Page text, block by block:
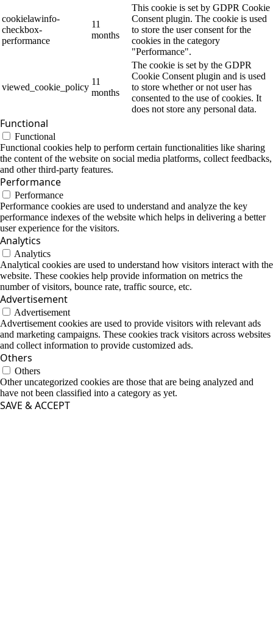
cookielawinfo-
checkbox-
performance
11
months
This cookie is set by GDPR Cookie
Consent plugin. The cookie is used
to store the user consent for the
cookies in the category
"Performance".
viewed_cookie_policy
11
months
The cookie is set by the GDPR
Cookie Consent plugin and is used
to store whether or not user has
consented to the use of cookies. It
does not store any personal data.
Functional
Functional
Functional cookies help to perform certain functionalities like sharing
the content of the website on social media platforms, collect feedbacks,
and other third-party features.
Performance
Performance
Performance cookies are used to understand and analyze the key
performance indexes of the website which helps in delivering a better
user experience for the visitors.
Analytics
Analytics
Analytical cookies are used to understand how visitors interact with the
website. These cookies help provide information on metrics the
number of visitors, bounce rate, traffic source, etc.
Advertisement
Advertisement
Advertisement cookies are used to provide visitors with relevant ads
and marketing campaigns. These cookies track visitors across websites
and collect information to provide customized ads.
Others
Others
Other uncategorized cookies are those that are being analyzed and
have not been classified into a category as yet.
SAVE & ACCEPT